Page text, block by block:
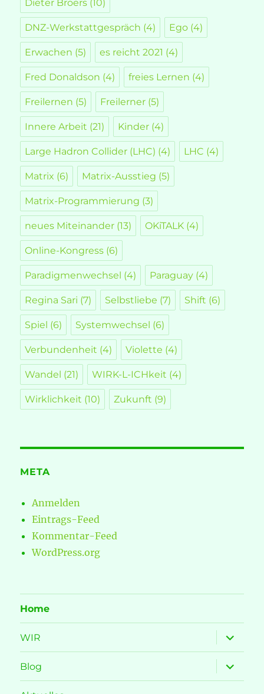
Dieter Broers (10)
DNZ-Werkstattgespräch (4) Ego (4)
Erwachen (5) es reicht 2021 (4)
Fred Donaldson (4) freies Lernen (4)
Freilernen (5) Freilerner (5)
Innere Arbeit (21) Kinder (4)
Large Hadron Collider (LHC) (4) LHC (4)
Matrix (6) Matrix-Ausstieg (5)
Matrix-Programmierung (3)
neues Miteinander (13) OKiTALK (4)
Online-Kongress (6)
Paradigmenwechsel (4) Paraguay (4)
Regina Sari (7) Selbstliebe (7) Shift (6)
Spiel (6) Systemwechsel (6)
Verbundenheit (4) Violette (4)
Wandel (21) WIRK-L-ICHkeit (4)
Wirklichkeit (10) Zukunft (9)
META
Anmelden
Eintrags-Feed
Kommentar-Feed
WordPress.org
Home
WIR
öffnen
Blog
öffnen